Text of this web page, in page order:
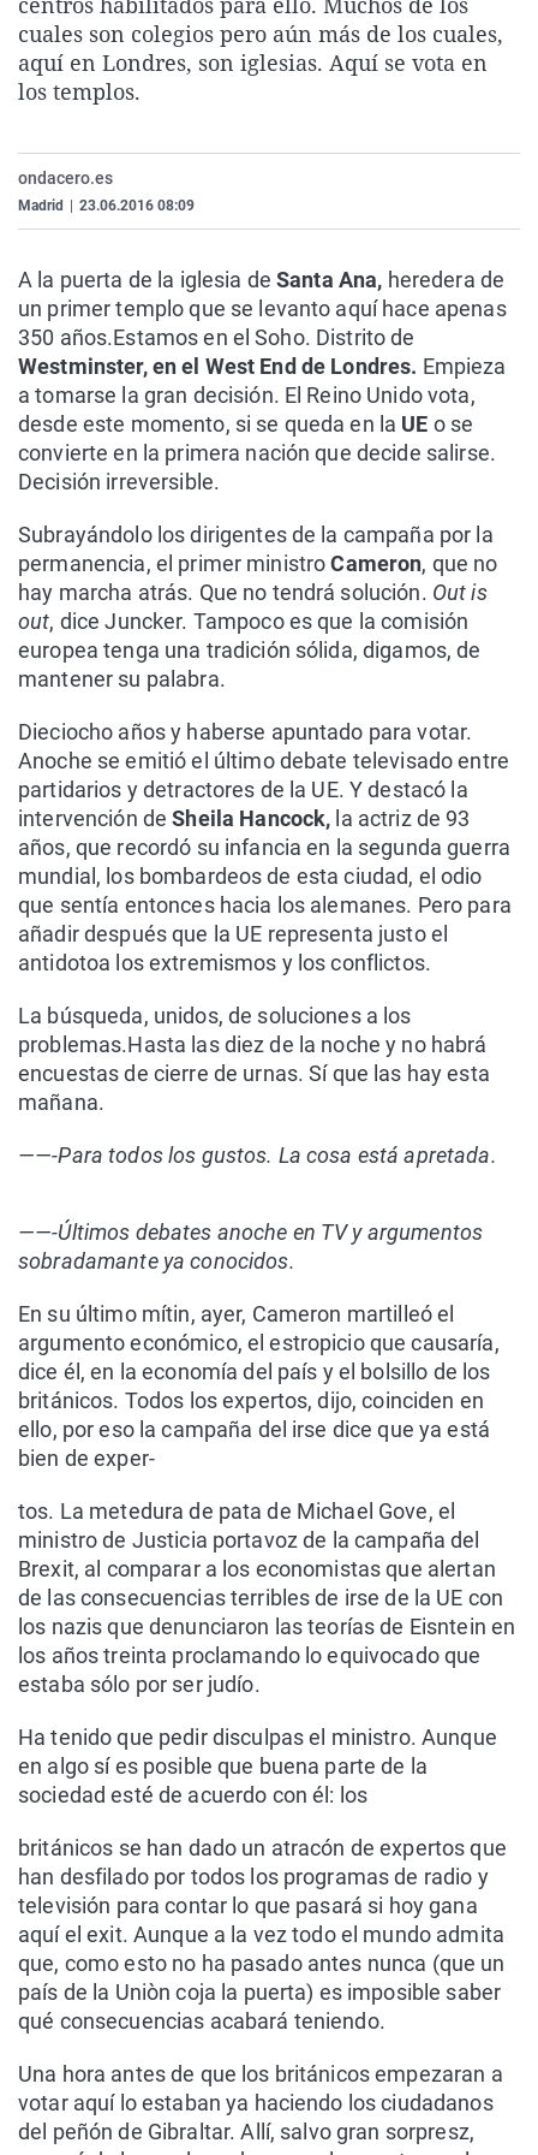
La rosa de los vientos
Gente viajera
Caso
Retornados
Extremadura
Galicia
Virales
Televisión
cuales son colegios pero aún más de los cuales,
aquí en Londres, son iglesias. Aquí se vota en
los templos.
ondacero.es
Madrid 23.06.2016 08:09
A la puerta de la iglesia de Santa Ana, heredera de
un primer templo que se levanto aquí hace apenas
350 años.Estamos en el Soho. Distrito de
Westminster, en el West End de Londres. Empieza
a tomarse la gran decisión. El Reino Unido vota,
desde este momento, si se queda en la UE o se
convierte en la primera nación que decide salirse.
Decisión irreversible.
Subrayándolo los dirigentes de la campaña por la
permanencia, el primer ministroCameron, que no
hay marcha atrás. Que no tendrá solución. Out is
out, dice Juncker. Tampoco es que la comisión
europea tenga una tradición sólida, digamos, de
mantener su palabra.
Dieciocho años y haberse apuntado para votar.
Anoche se emitió el último debate televisado entre
partidarios y detractores de la UE. Y destacó la
intervención deSheila Hancock, la actriz de 93
años, que recordó su infancia en la segunda guerra
mundial, los bombardeos de esta ciudad, el odio
que sentía entonces hacia los alemanes. Pero para
añadir después que la UE representa justo el
antidotoa los extremismos y los conflictos.
La búsqueda, unidos, de soluciones a los
problemas.Hasta las diez de la noche y no habrá
encuestas de cierre de urnas. Sí que las hay esta
mañana.
——-Para todos los gustos. La cosa está apretada.
——-Últimos debates anoche en TV y argumentos
sobradamante ya conocidos.
En su último mítin, ayer, Cameron martilleó el
argumento económico, el estropicio que causaría,
dice él, en la economía del país y el bolsillo de los
británicos. Todos los expertos, dijo, coinciden en
ello, por eso la campaña del irse dice que ya está
bien de exper-
tos. La metedura de pata de Michael Gove, el
ministro de Justicia portavoz de la campaña del
Brexit, al comparar a los economistas que alertan
de las consecuencias terribles de irse de la UE con
los nazis que denunciaron las teorías de Eisntein en
los años treinta proclamando lo equivocado que
estaba sólo por ser judío.
Ha tenido que pedir disculpas el ministro. Aunque
en algo sí es posible que buena parte de la
sociedad esté de acuerdo con él: los
británicos se han dado un atracón de expertos que
han desfilado por todos los programas de radio y
televisión para contar lo que pasará si hoy gana
aquí el exit. Aunque a la vez todo el mundo admita
que, como esto no ha pasado antes nunca (que un
país de la Uniòn coja la puerta) es imposible saber
qué consecuencias acabará teniendo.
Una hora antes de que los británicos empezaran a
votar aquí lo estaban ya haciendo los ciudadanos
del peñón de Gibraltar. Allí, salvo gran sorpresz,